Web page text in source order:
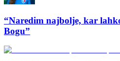
“Naredim najbolje, kar
Bogu”